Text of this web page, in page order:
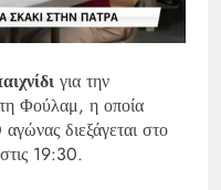
για την
Φούλαμ, η οποία
διεξάγεται στο
στις 19:30.